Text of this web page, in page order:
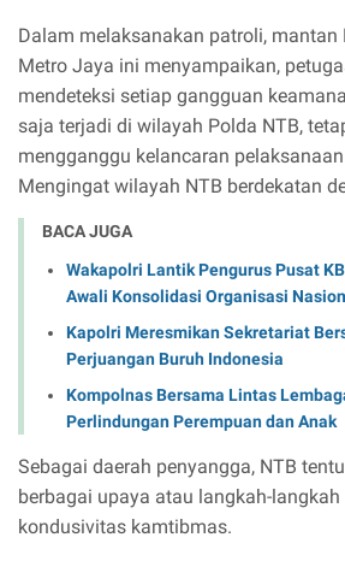
Dalam melaksanakan patroli, mantan
Metro Jaya ini menyampaikan,
mendeteksi setiap gangguan
saja terjadi di wilayah Polda NTB,
mengganggu kelancaran
Mengingat wilayah NTB berdekatan
BACA JUGA
Wakapolri Lantik Pengurus Pusat
Awali Konsolidasi Organisasi
Kapolri Meresmikan Sekretariat
Perjuangan Buruh Indonesia
Kompolnas Bersama Lintas
Perlindungan Perempuan dan Anak
Sebagai daerah penyangga, NTB
berbagai upaya atau langkah-
kondusivitas kamtibmas.